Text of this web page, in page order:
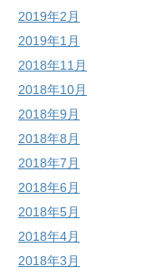
2019年2月
2019年1月
2018年11月
2018年10月
2018年9月
2018年8月
2018年7月
2018年6月
2018年5月
2018年4月
2018年3月